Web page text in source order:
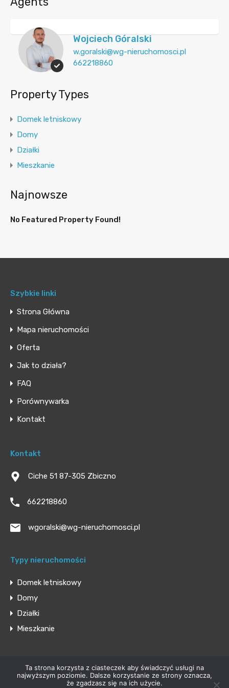
Wojciech Góralski
w.goralski@wg-nieruchomosci.pl
662218860
Property Types
Domek letniskowy
Domy
Działki
Mieszkanie
Najnowsze
No Featured Property Found!
Szybkie linki
Strona Główna
Mapa nieruchomości
Oferta
Jak to działa?
FAQ
Porównywarka
Kontakt
Kontakt
Ciche 51 87-305 Zbiczno
662218860
wgoralski@wg-nieruchomosci.pl
Typy nieruchomości
Domek letniskowy
Domy
Działki
Mieszkanie
Stworzone przezGerczuk.pl
Ta strona korzysta z ciasteczek aby świadczyć usługi na
najwyższym poziomie. Dalsze korzystanie ze strony oznacza,
że zgadzasz się na ich użycie.